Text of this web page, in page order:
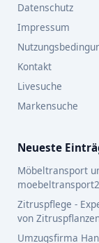
Datenschutz
Impressum
Kontakt
Livesuche
Markensuche
Neueste
Möbeltransport
Zitruspflege -
von
Umzugsfirma